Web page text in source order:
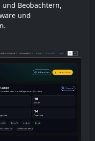
Beobachtern,
und